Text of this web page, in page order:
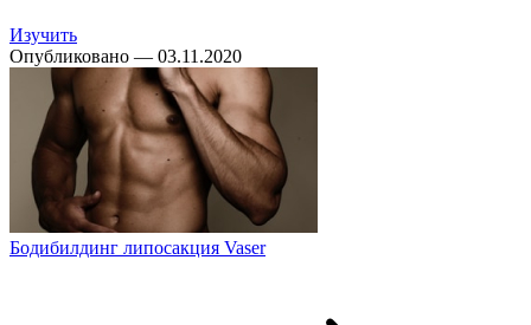
Изучить
Опубликовано — 03.11.2020
Бодибилдинг липосакция Vaser